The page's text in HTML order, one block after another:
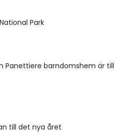
Park
Panettiere barndomshem är till
till det nya året